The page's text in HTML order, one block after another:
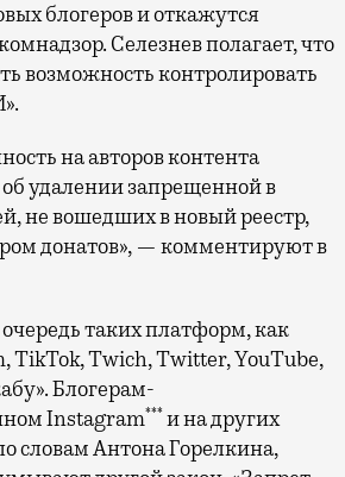
блогеров и откажутся
Селезнев полагает, что
возможность контролировать
на авторов контента
удалении запрещенной в
не вошедших в новый реестр,
донатов», — комментируют в
таких платформ, как
TikTok, Twich, Twitter, YouTube,
Блогерам-
Instagram***и на других
словам Антона Горелкина,